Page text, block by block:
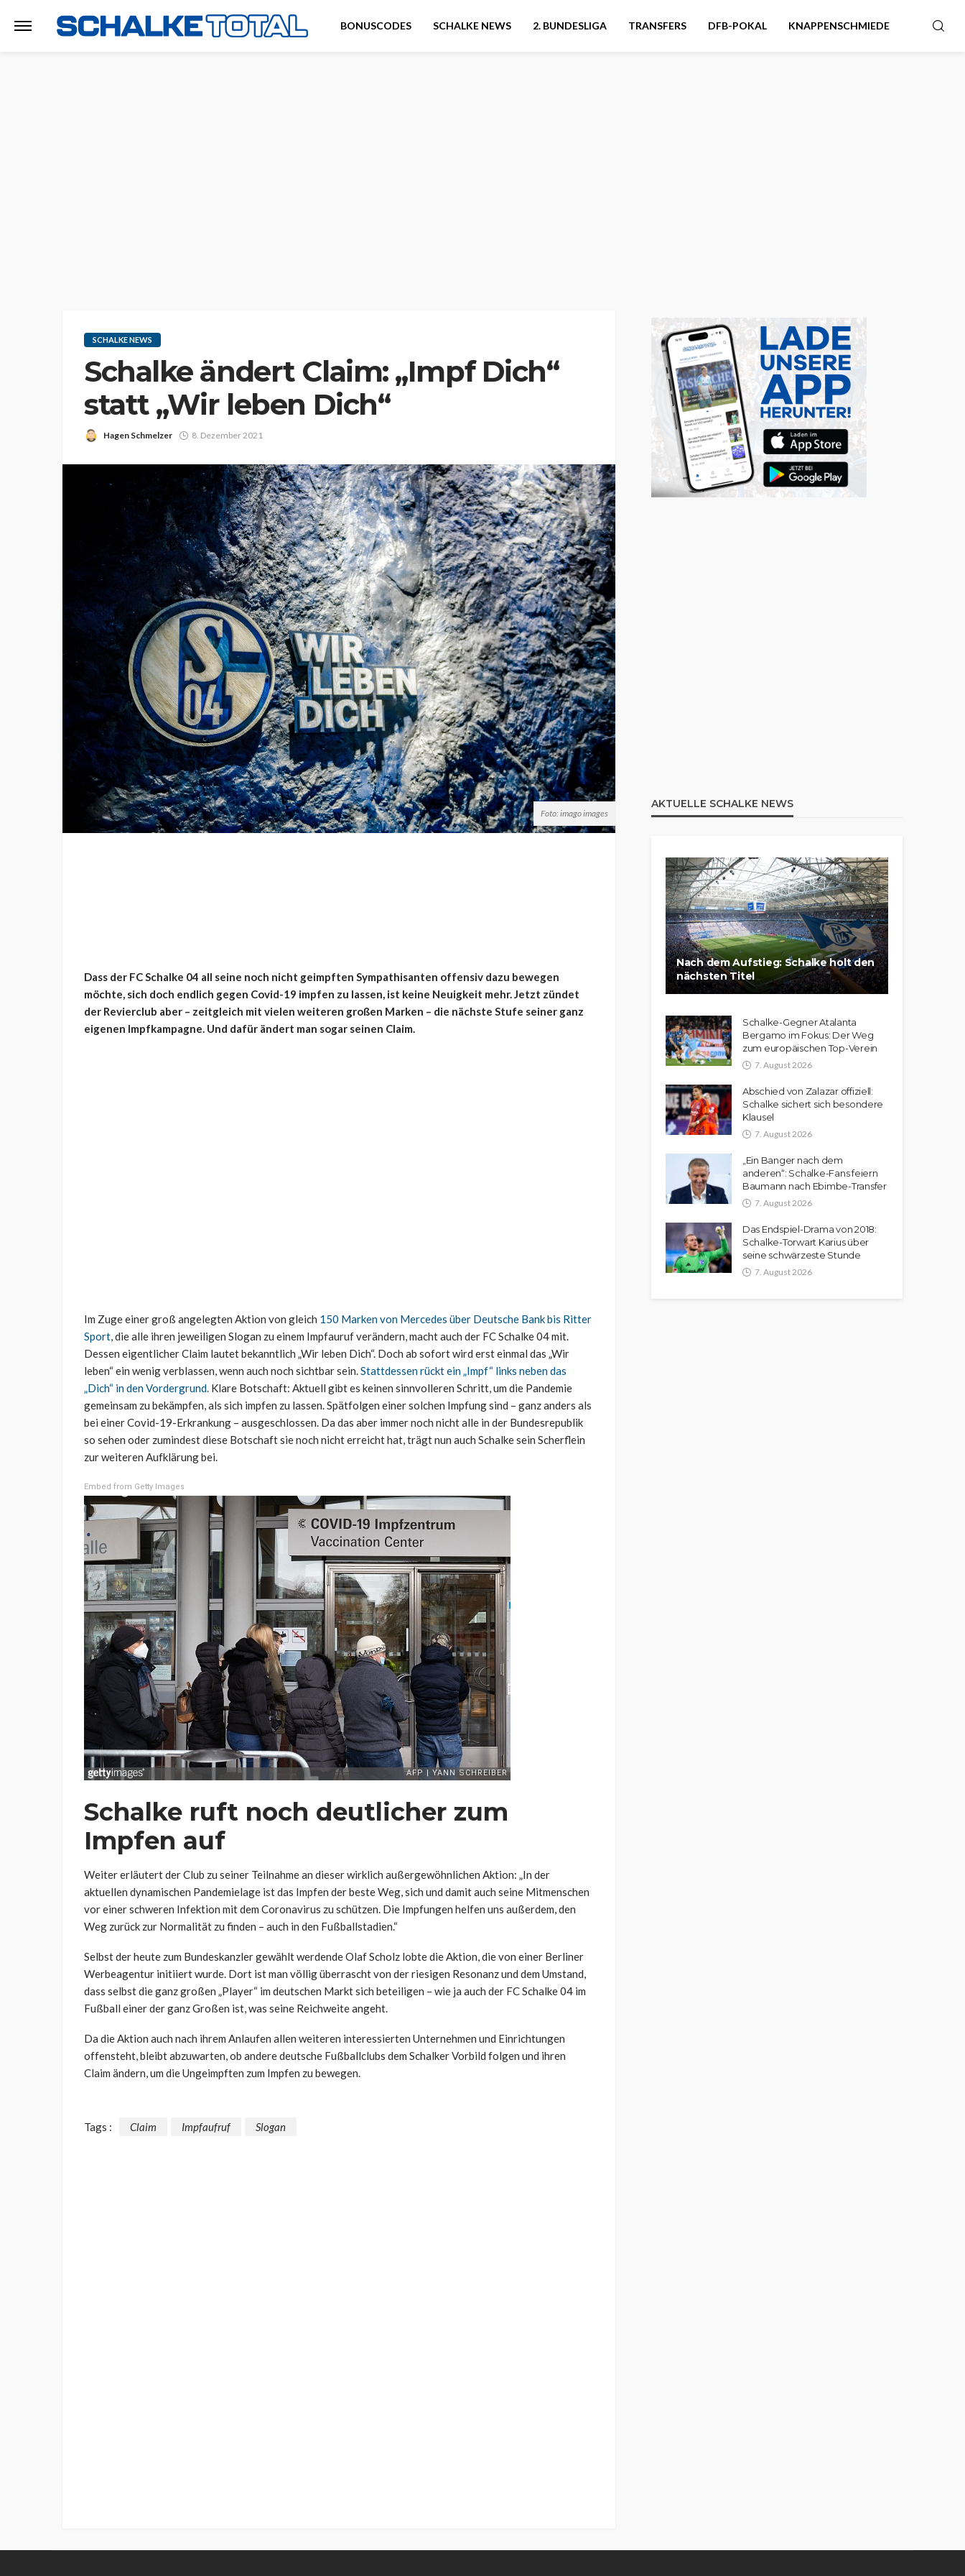
BONUSCODES SCHALKE NEWS 2. BUNDESLIGA TRANSFERS DFB-POKAL KNAPPENSCHMIEDE
SCHALKE NEWS
Schalke ändert Claim: „Impf Dich“
statt „Wir leben Dich“
Hagen Schmelzer 8. Dezember 2021
Foto: imago images
Dass der FC Schalke 04 all seine noch nicht geimpften Sympathisanten offensiv dazu bewegen
möchte, sich doch endlich gegen Covid-19 impfen zu lassen, ist keine Neuigkeit mehr. Jetzt zündet
der Revierclub aber – zeitgleich mit vielen weiteren großen Marken – die nächste Stufe seiner ganz
eigenen Impfkampagne. Und dafür ändert man sogar seinen Claim.
Im Zuge einer groß angelegten Aktion von gleich 150 Marken von Mercedes über Deutsche Bank bis Ritter
Sport, die alle ihren jeweiligen Slogan zu einem Impfauruf verändern, macht auch der FC Schalke 04 mit.
Dessen eigentlicher Claim lautet bekanntlich „Wir leben Dich“. Doch ab sofort wird erst einmal das „Wir
leben“ ein wenig verblassen, wenn auch noch sichtbar sein.Stattdessen rückt ein „Impf“ links neben das
„Dich“ in den Vordergrund. Klare Botschaft: Aktuell gibt es keinen sinnvolleren Schritt, um die Pandemie
gemeinsam zu bekämpfen, als sich impfen zu lassen. Spätfolgen einer solchen Impfung sind – ganz anders als
bei einer Covid-19-Erkrankung – ausgeschlossen. Da das aber immer noch nicht alle in der Bundesrepublik
so sehen oder zumindest diese Botschaft sie noch nicht erreicht hat, trägt nun auch Schalke sein Scherflein
zur weiteren Aufklärung bei.
Embed from Getty Images
Schalke ruft noch deutlicher zum
Impfen auf
Weiter erläutert der Club zu seiner Teilnahme an dieser wirklich außergewöhnlichen Aktion: „In der
aktuellen dynamischen Pandemielage ist das Impfen der beste Weg, sich und damit auch seine Mitmenschen
vor einer schweren Infektion mit dem Coronavirus zu schützen. Die Impfungen helfen uns außerdem, den
Weg zurück zur Normalität zu finden – auch in den Fußballstadien.“
Selbst der heute zum Bundeskanzler gewählt werdende Olaf Scholz lobte die Aktion, die von einer Berliner
Werbeagentur initiiert wurde. Dort ist man völlig überrascht von der riesigen Resonanz und dem Umstand,
dass selbst die ganz großen „Player“ im deutschen Markt sich beteiligen – wie ja auch der FC Schalke 04 im
Fußball einer der ganz Großen ist, was seine Reichweite angeht.
Da die Aktion auch nach ihrem Anlaufen allen weiteren interessierten Unternehmen und Einrichtungen
offensteht, bleibt abzuwarten, ob andere deutsche Fußballclubs dem Schalker Vorbild folgen und ihren
Claim ändern, um die Ungeimpften zum Impfen zu bewegen.
Tags : Claim Impfaufruf Slogan
AKTUELLE SCHALKE NEWS
Nach dem Aufstieg: Schalke holt den
nächsten Titel
Schalke-Gegner Atalanta
Bergamo im Fokus: Der Weg
zum europäischen Top-Verein
7. August 2026
Abschied von Zalazar offiziell:
Schalke sichert sich besondere
Klausel
7. August 2026
„Ein Banger nach dem
anderen“: Schalke-Fans feiern
Baumann nach Ebimbe-Transfer
7. August 2026
Das Endspiel-Drama von 2018:
Schalke-Torwart Karius über
seine schwärzeste Stunde
7. August 2026